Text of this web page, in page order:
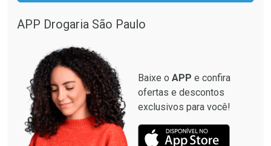
APP Drogaria São Paulo
Baixe o APP e confira
ofertas e descontos
exclusivos para você!